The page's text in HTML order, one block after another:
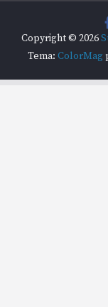
Copyright © 2026
Tema: ColorMag